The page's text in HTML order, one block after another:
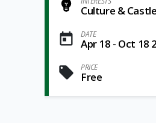
Culture &
DATE
Apr 18 - Oct 18
PRICE
Free